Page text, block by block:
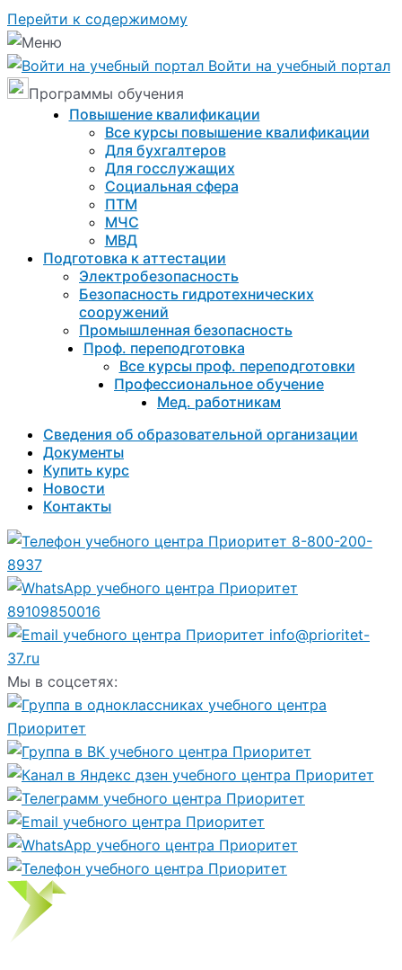
Перейти к содержимому
Войти на учебный портал
Программы обучения
Повышение квалификации
Все курсы повышение квалификации
Для бухгалтеров
Для госслужащих
Социальная сфера
ПТМ
МЧС
МВД
Подготовка к aттестации
Электробезопасность
Безопасность гидротехнических
сооружений
Промышленная безопасность
Проф. переподготовка
Все курсы проф. переподготовки
Профессиональное обучение
Мед. работникам
Сведения об образовательной организации
Документы
Купить курс
Новости
Контакты
8-800-200-
8937
89109850016
info@prioritet-
37.ru
Мы в соцсетях: